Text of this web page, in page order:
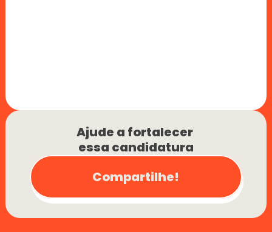
Ajude a fortalecer
essa candidatura
Compartilhe!